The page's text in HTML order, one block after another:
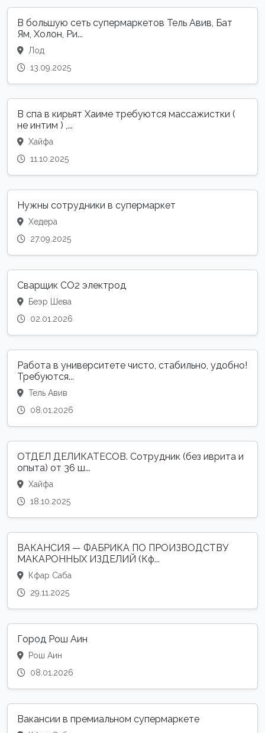
В большую сеть супермаркетов Тель Авив, Бат
Ям, Холон, Ри...
Лод
13.09.2025
В спа в кирьят Хаиме требуются массажистки (
не интим ) ,...
Хайфа
11.10.2025
Нужны сотрудники в супермаркет
Хедера
27.09.2025
Сварщик CO2 электрод
Беэр Шева
02.01.2026
Работа в университете чисто, стабильно, удобно!
Требуются...
Тель Авив
08.01.2026
ОТДЕЛ ДЕЛИКАТЕСОВ. Сотрудник (без иврита и
опыта) от 36 ш...
Хайфа
18.10.2025
ВАКАНСИЯ — ФАБРИКА ПО ПРОИЗВОДСТВУ
МАКАРОННЫХ ИЗДЕЛИЙ (Кф...
Кфар Саба
29.11.2025
Город Рош Аин
Рош Аин
08.01.2026
Вакансии в премиальном супермаркете